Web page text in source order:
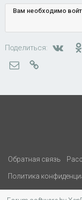
Вам необходимо
Поделиться:
Электронная почта
Обратная связь
Политика